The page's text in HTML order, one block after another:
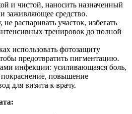
и чистой, наносить назначенный
заживляющее средство.
распаривать участок, избегать
тренировок до полной
использовать фотозащиту
предотвратить пигментацию.
инфекции: усиливающаяся боль,
покраснение, повышение
для визита к врачу.